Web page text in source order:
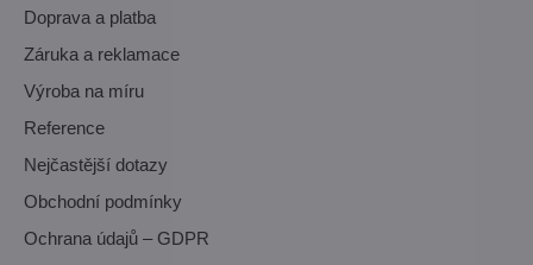
Doprava a platba
Záruka a reklamace
Výroba na míru
Reference
Nejčastější dotazy
Obchodní podmínky
Ochrana údajů – GDPR